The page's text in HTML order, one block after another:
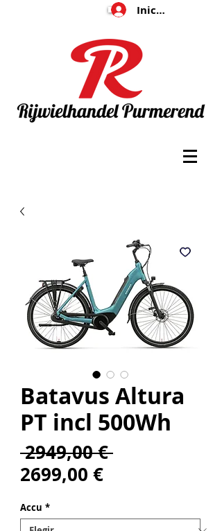
Iniciar sesión
Batavus Altura
PT incl 500Wh
2949,00 € Precio
2699,00 €Precio
oferta
Accu *